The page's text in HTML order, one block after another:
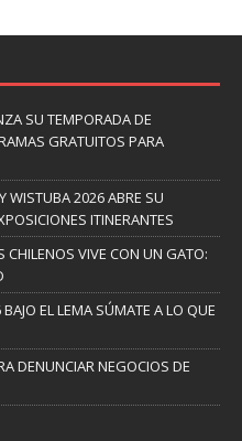
SU TEMPORADA DE
GRATUITOS PARA
WISTUBA 2026 ABRE SU
ITINERANTES
CHILENOS VIVE CON UN GATO:
EL LEMA SÚMATE A LO QUE
DENUNCIAR NEGOCIOS DE